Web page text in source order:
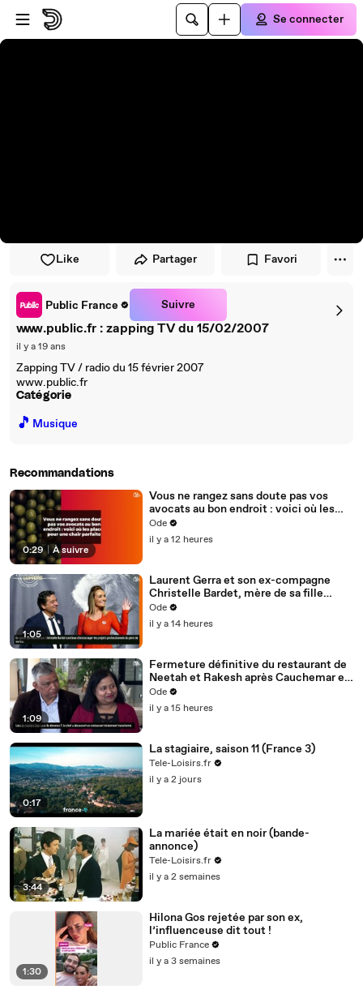
Passer au player
Passer au contenu principal
Se connecter
Like Partager Favori
Public France Suivre
www.public.fr : zapping TV du 15/02/2007
il y a 19 ans
Zapping TV / radio du 15 février 2007
www.public.fr
Catégorie
🎵 Musique
Recommandations
0:29 À suivre
Vous ne rangez sans doute pas vos
avocats au bon endroit : voici où les
placer pour une chair parfaite
Ode
il y a 12 heures
1:05
Laurent Gerra et son ex-compagne
Christelle Bardet, mère de sa fille
Célestine, toujours en très bons
termes, la preuve en images
Ode
il y a 14 heures
1:09
Fermeture définitive du restaurant de
Neetah et Rakesh après Cauchemar en
cuisine, Philippe Etchebest pensait les
avoir sauvés
Ode
il y a 15 heures
0:17
La stagiaire, saison 11 (France 3)
Tele-Loisirs.fr
il y a 2 jours
3:44
La mariée était en noir (bande-
annonce)
Tele-Loisirs.fr
il y a 2 semaines
1:30
Hilona Gos rejetée par son ex,
l’influenceuse dit tout !
Public France
il y a 3 semaines